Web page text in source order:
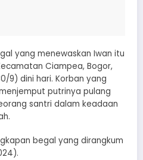
yang menewaskan Iwan itu
Ciampea, Bogor,
9) dini hari. Korban yang
putrinya pulang
santri dalam keadaan
begal yang dirangkum